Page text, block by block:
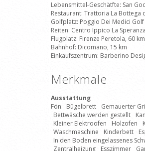
Lebensmittel-Geschätfte: San
Restaurant: Trattoria La Bottega
Golfplatz: Poggio Dei Medici Golf
Reiten: Centro Ippico La
Flugplatz: Firenze Peretola, 60 km
Bahnhof: Dicomano, 15 km
Einkaufszentrum: Barberino
Merkmale
Ausstattung
Fön
Bügelbrett Gemauerter
Bettwäsche werden gestellt
Kleiner Elektroofen
Holzofen
Waschmaschine
Kinderbett
In den Boden eingelassenes
Zentralheizung
Esszimmer